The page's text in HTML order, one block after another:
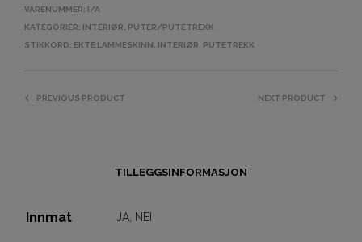
VARENUMMER: I/A
KATEGORIER: INTERIØR
PUTER/PUTETREKK
STIKKORD: EKTE LAMMESKINN INTERIØR PUTETREKK
PREVIOUS PRODUCT NEXT PRODUCT
TILLEGGSINFORMASJON
Innmat JA NEI